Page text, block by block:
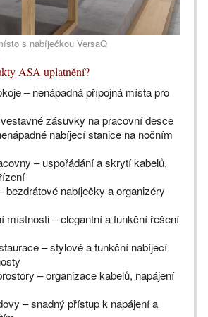
s nabíječkou VersaQ
ASA uplatnění?
– nenápadná přípojná místa pro
zásuvky na pracovní desce
nabíjecí stanice na nočním
– uspořádání a skrytí kabelů,
bezdrátové nabíječky a organizéry
místnosti – elegantní a funkční řešení
– stylové a funkční nabíjecí
– organizace kabelů, napájení
– snadný přístup k napájení a